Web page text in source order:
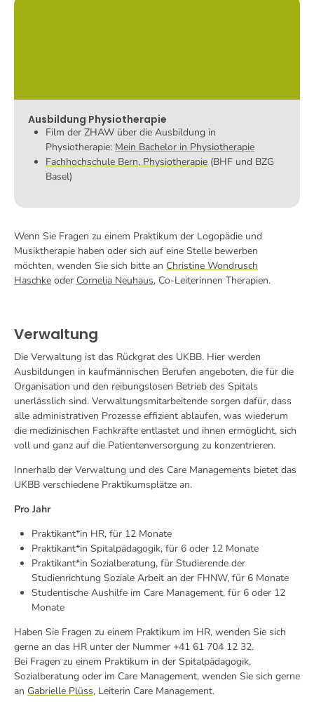
Ausbildung Physiotherapie
Film der ZHAW über die Ausbildung in
Physiotherapie: Mein Bachelor in Physiotherapie
Fachhochschule Bern, Physiotherapie (BHF und BZG
Basel)
Wenn Sie Fragen zu einem Praktikum der Logopädie und
Musiktherapie haben oder sich auf eine Stelle bewerben
möchten, wenden Sie sich bitte an Christine Wondrusch
Haschke oder Cornelia Neuhaus, Co-Leiterinnen Therapien.
Verwaltung
Die Verwaltung ist das Rückgrat des UKBB. Hier werden
Ausbildungen in kaufmännischen Berufen angeboten, die für die
Organisation und den reibungslosen Betrieb des Spitals
unerlässlich sind. Verwaltungsmitarbeitende sorgen dafür, dass
alle administrativen Prozesse effizient ablaufen, was wiederum
die medizinischen Fachkräfte entlastet und ihnen ermöglicht, sich
voll und ganz auf die Patientenversorgung zu konzentrieren.
Innerhalb der Verwaltung und des Care Managements bietet das
UKBB verschiedene Praktikumsplätze an.
Pro Jahr
Praktikant*in HR, für 12 Monate
Praktikant*in Spitalpädagogik, für 6 oder 12 Monate
Praktikant*in Sozialberatung, für Studierende der
Studienrichtung Soziale Arbeit an der FHNW, für 6 Monate
Studentische Aushilfe im Care Management, für 6 oder 12
Monate
Haben Sie Fragen zu einem Praktikum im HR, wenden Sie sich
gerne an das HR unter der Nummer +41 61 704 12 32.
Bei Fragen zu einem Praktikum in der Spitalpädagogik,
Sozialberatung oder im Care Management, wenden Sie sich gerne
an Gabrielle Plüss, Leiterin Care Management.